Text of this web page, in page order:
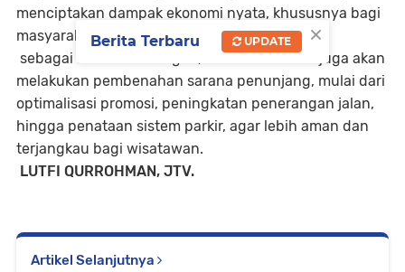
menciptakan dampak ekonomi nyata, khususnya bagi
masyarakat sekitar kawasan wisata.
sebagai bentuk dukungan, Pemkab Jember juga akan
melakukan pembenahan sarana penunjang, mulai dari
optimalisasi promosi, peningkatan penerangan jalan,
hingga penataan sistem parkir, agar lebih aman dan
terjangkau bagi wisatawan.
LUTFI QURROHMAN, JTV.
Artikel Selanjutnya
×
Berita Terbaru UPDATE